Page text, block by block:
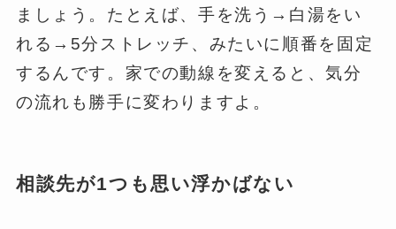
ましょう。たとえば、手を洗う→白湯をい
れる→5分ストレッチ、みたいに順番を固定
するんです。家での動線を変えると、気分
の流れも勝手に変わりますよ。
相談先が1つも思い浮かばない